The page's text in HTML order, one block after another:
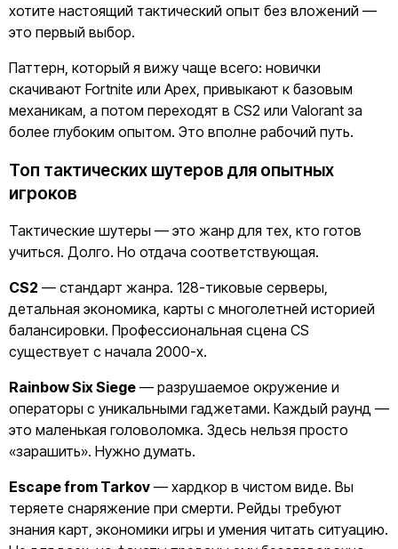
хотите настоящий тактический опыт без вложений —
это первый выбор.
Паттерн, который я вижу чаще всего: новички
скачивают Fortnite или Apex, привыкают к базовым
механикам, а потом переходят в CS2 или Valorant за
более глубоким опытом. Это вполне рабочий путь.
Топ тактических шутеров для опытных
игроков
Тактические шутеры — это жанр для тех, кто готов
учиться. Долго. Но отдача соответствующая.
CS2 — стандарт жанра. 128-тиковые серверы,
детальная экономика, карты с многолетней историей
балансировки. Профессиональная сцена CS
существует с начала 2000-х.
Rainbow Six Siege — разрушаемое окружение и
операторы с уникальными гаджетами. Каждый раунд —
это маленькая головоломка. Здесь нельзя просто
«зарашить». Нужно думать.
Escape from Tarkov — хардкор в чистом виде. Вы
теряете снаряжение при смерти. Рейды требуют
знания карт, экономики игры и умения читать ситуацию.